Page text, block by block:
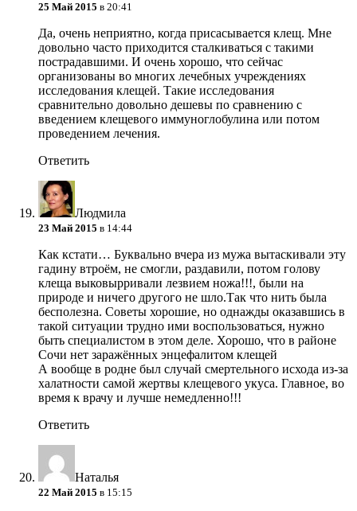
25 Май 2015 в 20:41
Да, очень неприятно, когда присасывается клещ. Мне
довольно часто приходится сталкиваться с такими
пострадавшими. И очень хорошо, что сейчас
организованы во многих лечебных учреждениях
исследования клещей. Такие исследования
сравнительно довольно дешевы по сравнению с
введением клещевого иммуноглобулина или потом
проведением лечения.
Ответить
Людмила
23 Май 2015 в 14:44
Как кстати… Буквально вчера из мужа вытаскивали эту
гадину втроём, не смогли, раздавили, потом голову
клеща выковырривали лезвием ножа!!!, были на
природе и ничего другого не шло.Так что нить была
бесполезна. Советы хорошие, но однажды оказавшись в
такой ситуации трудно ими воспользоваться, нужно
быть специалистом в этом деле. Хорошо, что в районе
Сочи нет заражённых энцефалитом клещей
А вообще в родне был случай смертельного исхода из-за
халатности самой жертвы клещевого укуса. Главное, во
время к врачу и лучше немедленно!!!
Ответить
Наталья
22 Май 2015 в 15:15